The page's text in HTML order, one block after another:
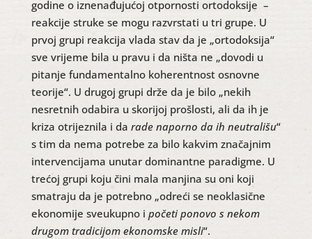
godine o iznenađujućoj otpornosti ortodoksije –
reakcije struke se mogu razvrstati u tri grupe. U
prvoj grupi reakcija vlada stav da je „ortodoksija“
sve vrijeme bila u pravu i da ništa ne „dovodi u
pitanje fundamentalno koherentnost osnovne
teorije“. U drugoj grupi drže da je bilo „nekih
nesretnih odabira u skorijoj prošlosti, ali da ih je
kriza otrijeznila i da rade naporno da ih neutrališu“
s tim da nema potrebe za bilo kakvim značajnim
intervencijama unutar dominantne paradigme. U
trećoj grupi koju čini mala manjina su oni koji
smatraju da je potrebno „odreći se neoklasične
ekonomije sveukupno i početi ponovo s nekom
drugom tradicijom ekonomske misli“.